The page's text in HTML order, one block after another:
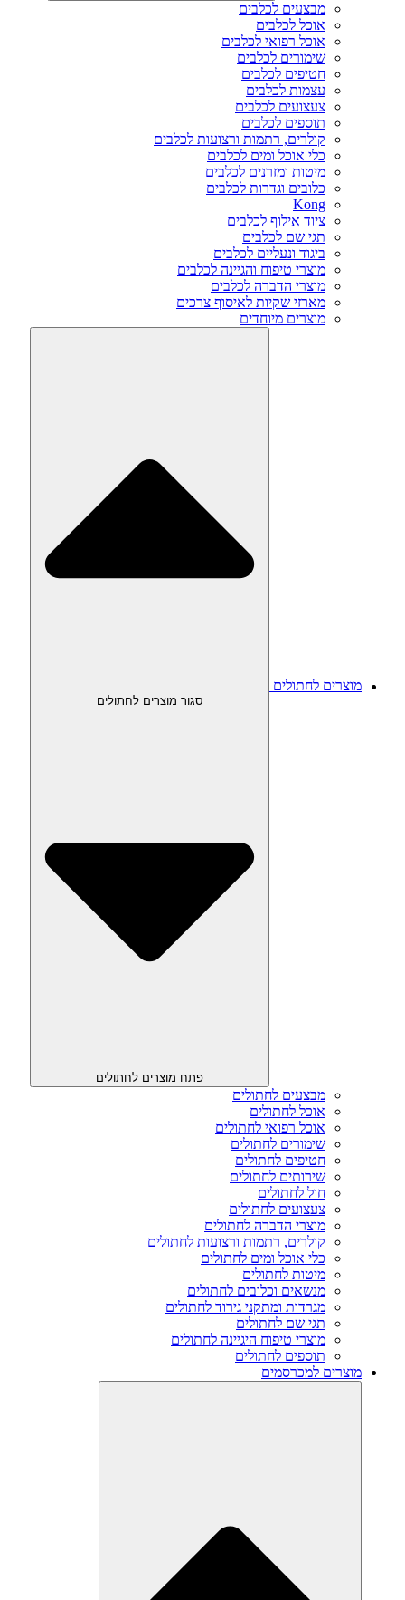
מבצעים לכלבים
אוכל לכלבים
אוכל רפואי לכלבים
שימורים לכלבים
חטיפים לכלבים
עצמות לכלבים
צעצועים לכלבים
תוספים לכלבים
קולרים, רתמות ורצועות לכלבים
כלי אוכל ומים לכלבים
מיטות ומזרנים לכלבים
כלובים וגדרות לכלבים
Kong
ציוד אילוף לכלבים
תגי שם לכלבים
ביגוד ונעליים לכלבים
מוצרי טיפוח והגיינה לכלבים
מוצרי הדברה לכלבים
מארזי שקיות לאיסוף צרכים
מוצרים מיוחדים
מוצרים לחתולים
סגור מוצרים לחתולים
פתח מוצרים לחתולים
מבצעים לחתולים
אוכל לחתולים
אוכל רפואי לחתולים
שימורים לחתולים
חטיפים לחתולים
שירותים לחתולים
חול לחתולים
צעצועים לחתולים
מוצרי הדברה לחתולים
קולרים, רתמות ורצועות לחתולים
כלי אוכל ומים לחתולים
מיטות לחתולים
מנשאים וכלובים לחתולים
מגרדות ומתקני גירוד לחתולים
תגי שם לחתולים
מוצרי טיפוח היגיינה לחתולים
תוספים לחתולים
מוצרים למכרסמים